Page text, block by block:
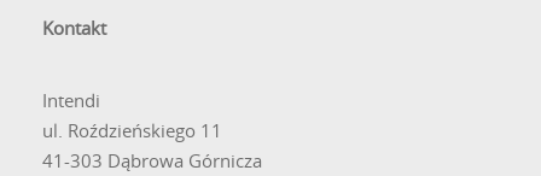
metalowe elementy mające kontakt ze skórą, takie jak
stali szlachetnej 316L, co czyni te zegarki bezpiecznym
wyborem nawet dla dzieci o wrażliwej skórze.
Kontakt
Intendi
ul. Roździeńskiego 11
41-303 Dąbrowa Górnicza